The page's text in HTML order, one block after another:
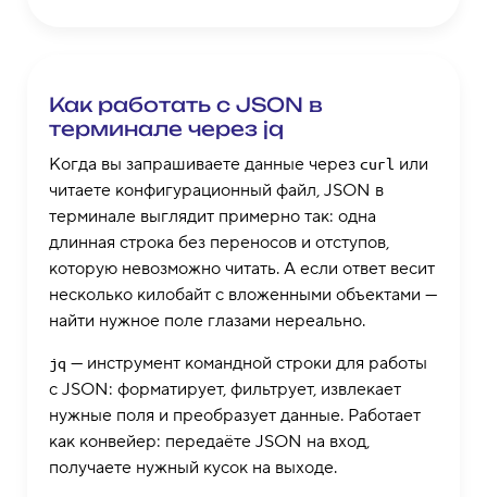
Как работать с JSON в
терминале через jq
Когда вы запрашиваете данные через curl или
читаете конфигурационный файл, JSON в
терминале выглядит примерно так: одна
длинная строка без переносов и отступов,
которую невозможно читать. А если ответ весит
несколько килобайт с вложенными объектами —
найти нужное поле глазами нереально.
jq — инструмент командной строки для работы
с JSON: форматирует, фильтрует, извлекает
нужные поля и преобразует данные. Работает
как конвейер: передаёте JSON на вход,
получаете нужный кусок на выходе.